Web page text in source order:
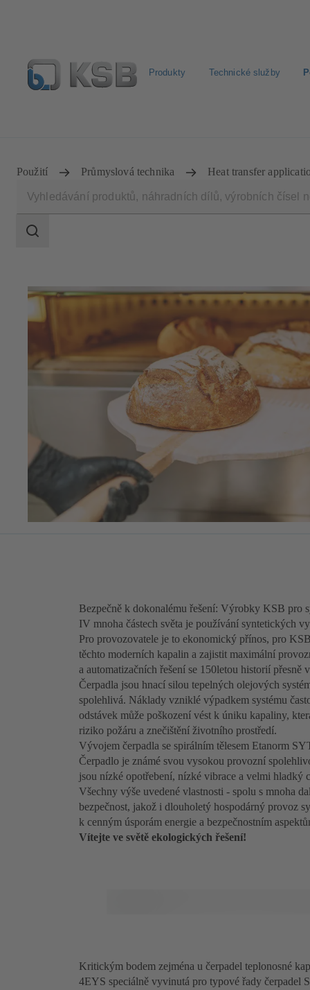
Produkty Technické služby
Použití Průmyslová technika Heat transfer
vyhledávání
Rozsah
Bezpečně k dokonalému řešení: Výrobky KSB pro
IV mnoha částech světa je používání syntetických
Pro provozovatele je to ekonomický přínos, pro
těchto moderních kapalin a zajistit maximální
a automatizačních řešení se 150letou historií
Čerpadla jsou hnací silou tepelných olejových
spolehlivá. Náklady vzniklé výpadkem systému
odstávek může poškození vést k úniku kapaliny,
riziko požáru a znečištění životního prostředí.
Vývojem čerpadla se spirálním tělesem Etanorm
Čerpadlo je známé svou vysokou provozní
jsou nízké opotřebení, nízké vibrace a velmi hladký
Všechny výše uvedené vlastnosti - spolu s mnoha
bezpečnost, jakož i dlouholetý hospodárný provoz
k cenným úsporám energie a bezpečnostním
Vítejte ve světě ekologických řešení!
Kritickým bodem zejména u čerpadel teplonosné
4EYS speciálně vyvinutá pro typové řady čerpadel